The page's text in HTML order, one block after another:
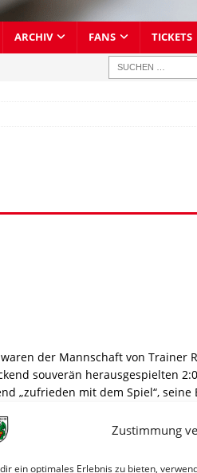
Zustimmung
ein optimales Erlebnis zu bieten,
ARCHIV FANS TICKETS
der Mannschaft von Trainer
souverän herausgespielten
„zufrieden mit dem Spiel“, seine
Wormatias Angreifer Michael
und dem Unparteiischen so